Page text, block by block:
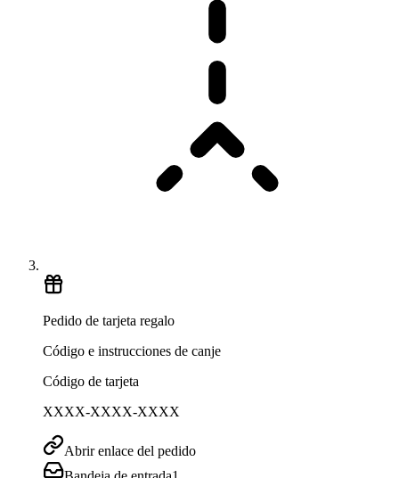
Pedido de tarjeta regalo
Código e instrucciones de canje
Código de tarjeta
XXXX-XXXX-XXXX
Abrir enlace del pedido